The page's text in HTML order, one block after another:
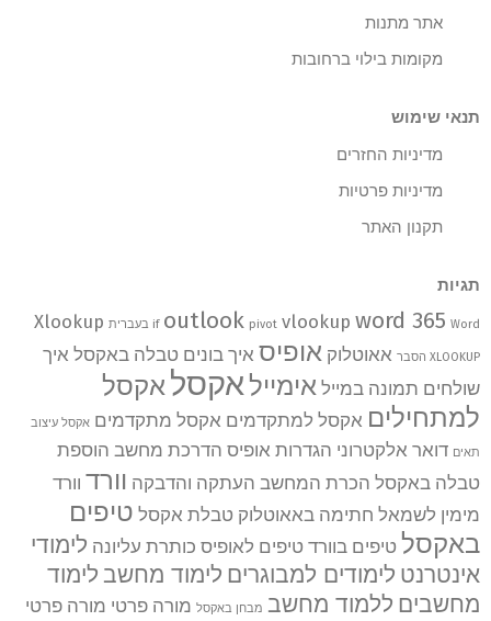
אתר מתנות
מקומות בילוי ברחובות
תנאי שימוש
מדיניות החזרים
מדיניות פרטיות
תקנון האתר
תגיות
if outlook pivot vlookup word 365 Word בעברית Xlookup
XLOOKUP הסבר אאוטלוק אופיס איך בונים טבלה באקסל איך
שולחים תמונה במייל אימיילאקסלאקסל
למתחילים אקסל למתקדמים אקסל מתקדמים אקסל עיצוב
תאים דואר אלקטרוני הגדרות אופיס הדרכת מחשב הוספת
טבלה באקסל הכרת המחשב העתקה והדבקה וורד וורד
מימין לשמאל חתימה באאוטלוק טבלת אקסל טיפים
באקסל טיפים בוורד טיפים לאופיס כותרת עליונה לימודי
אינטרנט לימודים למבוגרים לימוד מחשב לימוד
מחשבים ללמוד מחשב מבחן באקסל מורה פרטי מורה פרטי